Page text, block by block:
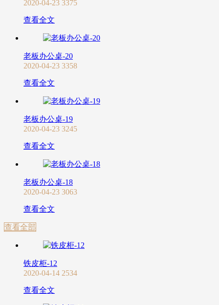
2020-04-23 3375
查看全文
老板办公桌-20
2020-04-23 3358
查看全文
老板办公桌-19
2020-04-23 3245
查看全文
老板办公桌-18
2020-04-23 3063
查看全文
查看全部
铁皮柜-12
2020-04-14 2534
查看全文